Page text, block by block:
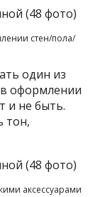
стен/пола/
один из
оформлении
и не быть.
тон,
аксессуарами